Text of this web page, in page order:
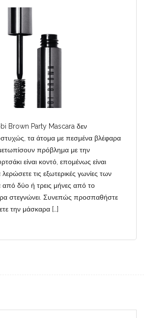
Brown Party Mascara δεν
τα άτομα με πεσμένα βλέφαρα
πρόβλημα με την
είναι κοντό, επομένως είναι
τις εξωτερικές γωνίες των
δύο ή τρεις μήνες από το
στεγνώνει. Συνεπώς προσπαθήστε
την μάσκαρα […]